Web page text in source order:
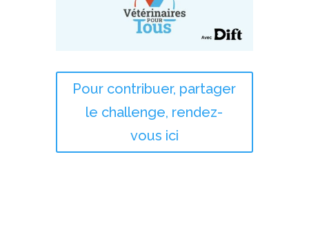
Pour contribuer, partager
le challenge, rendez-
vous ici